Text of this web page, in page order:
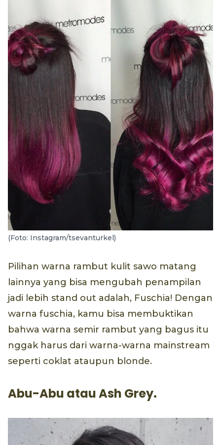
(Foto: Instagram/tsevanturkel)
Pilihan warna rambut kulit sawo matang
lainnya yang bisa mengubah penampilan
jadi lebih stand out adalah, Fuschia! Dengan
warna fuschia, kamu bisa membuktikan
bahwa warna semir rambut yang bagus itu
nggak harus dari warna-warna mainstream
seperti coklat ataupun blonde.
Abu-Abu atau Ash Grey.